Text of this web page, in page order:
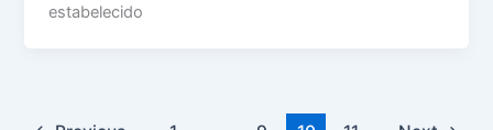
estabelecido